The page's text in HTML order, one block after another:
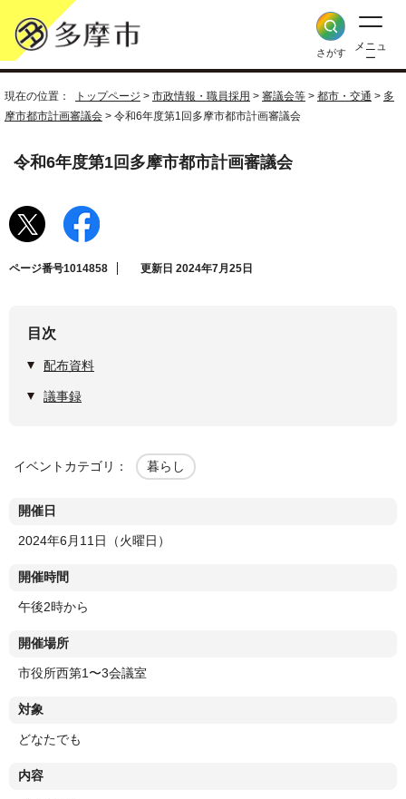
さがす
メニュ
ー
現在の位置： トップページ > 市政情報・職員採用 > 審議会等 > 都市・交通 > 多
摩市都市計画審議会 > 令和6年度第1回多摩市都市計画審議会
令和6年度第1回多摩市都市計画審議会
ページ番号1014858 更新日 2024年7月25日
目次
配布資料
議事録
イベントカテゴリ： 暮らし
開催日
2024年6月11日（火曜日）
開催時間
午後2時から
開催場所
市役所西第1〜3会議室
対象
どなたでも
内容